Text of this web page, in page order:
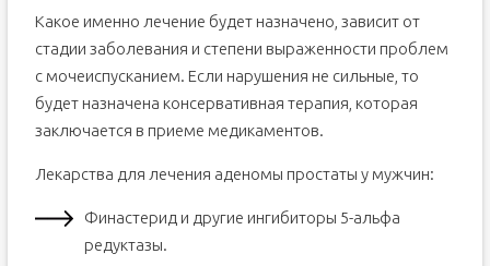
Какое именно лечение будет назначено, зависит от
стадии заболевания и степени выраженности проблем
с мочеиспусканием. Если нарушения не сильные, то
будет назначена консервативная терапия, которая
заключается в приеме медикаментов.
Лекарства для лечения аденомы простаты у мужчин:
Финастерид и другие ингибиторы 5-альфа
редуктазы.